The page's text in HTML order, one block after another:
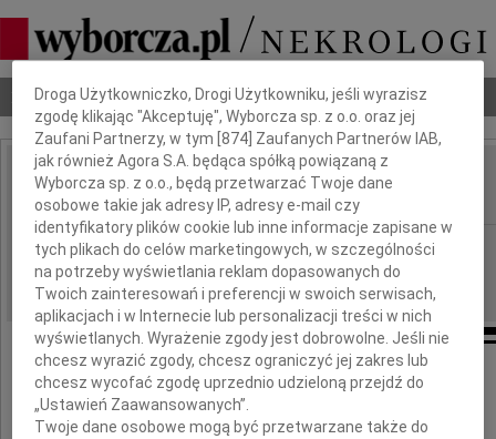
Nekrologi Odeszli Poradnik pogrzebowy
IMIĘ I NAZWISKO: Marian Sołtysik
REGION: Katowice
DATA EMISJI: 06.03.2010
Wyrazy głębokiego współczucia
Dbamy o Twoją prywatność
Droga Użytkowniczko, Drogi Użytkowniku, jeśli wyrazisz
zgodę klikając "Akceptuję", Wyborcza sp. z o.o. oraz jej
Zaufani Partnerzy, w tym [874 ] Zaufanych Partnerów IAB,
jak również Agora S.A. będąca spółką powiązaną z
Wyborcza sp. z o.o., będą przetwarzać Twoje dane
osobowe takie jak adresy IP, adresy e-mail czy
identyfikatory plików cookie lub inne informacje zapisane w
tych plikach do celów marketingowych, w szczególności
na potrzeby wyświetlania reklam dopasowanych do
Twoich zainteresowań i preferencji w swoich serwisach,
aplikacjach i w Internecie lub personalizacji treści w nich
wyświetlanych. Wyrażenie zgody jest dobrowolne. Jeśli nie
chcesz wyrazić zgody, chcesz ograniczyć jej zakres lub
chcesz wycofać zgodę uprzednio udzieloną przejdź do
„Ustawień Zaawansowanych”.
Twoje dane osobowe mogą być przetwarzane także do